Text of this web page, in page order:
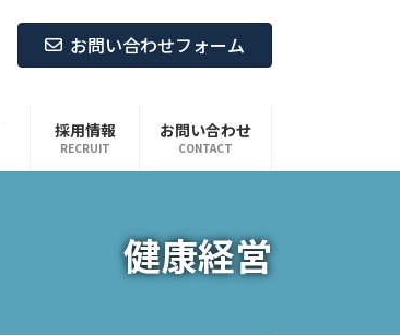
お問い合わせフォーム
採用情報
RECRUIT
お問い合わせ
CONTACT
健康経営